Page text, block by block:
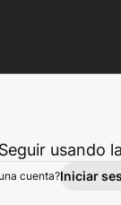
Actividad
Seguir usando
cuenta?Iniciar